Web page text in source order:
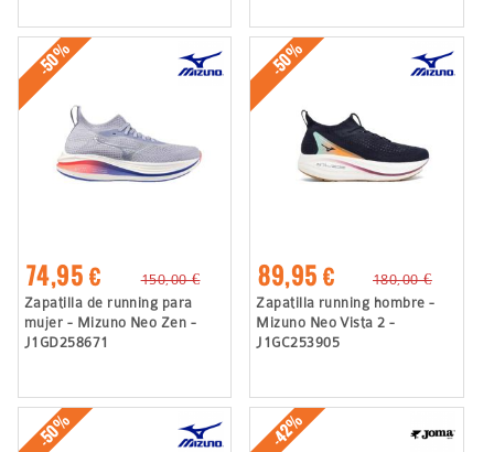
-50%
74,95 €
150,00 €
Zapatilla de running para
mujer - Mizuno Neo Zen -
J1GD258671
-50%
89,95 €
180,00 €
Zapatilla running hombre -
Mizuno Neo Vista 2 -
J1GC253905
-50% -42%